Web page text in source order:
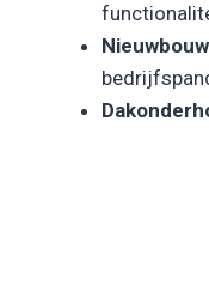
Nieuwbouw